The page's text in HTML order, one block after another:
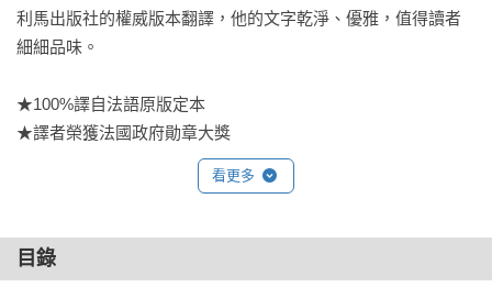
利馬出版社的權威版本翻譯，他的文字乾淨、優雅，值得讀者
細細品味。
★100%譯自法語原版定本
★譯者榮獲法國政府勛章大獎
看更多
目錄